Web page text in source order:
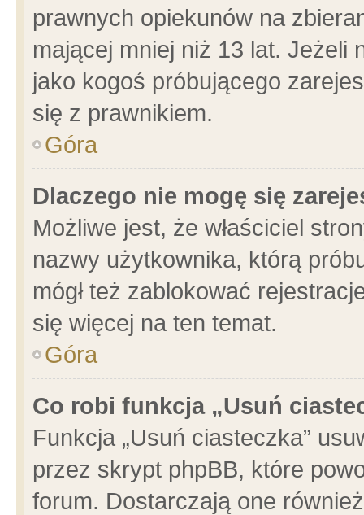
prawnych opiekunów na
mającej mniej niż 13 lat. Jeżeli
jako kogoś próbującego
się z prawnikiem.
Góra
Dlaczego nie mogę się
Możliwe jest, że właściciel
nazwy użytkownika, którą
mógł też zablokować
się więcej na ten temat.
Góra
Co robi funkcja „Usuń
Funkcja „Usuń ciasteczka”
przez skrypt phpBB, które
forum. Dostarczają one